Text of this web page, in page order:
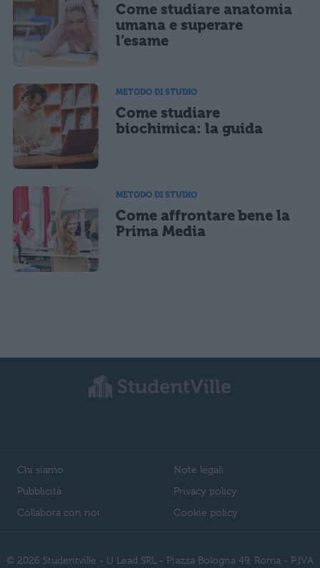
Come studiare anatomia
umana e superare
l’esame
METODO DI STUDIO
Come studiare
biochimica: la guida
METODO DI STUDIO
Come affrontare bene la
Prima Media
Chi siamo
Pubblicità
Collabora con noi
Note legali
Privacy policy
Cookie policy
© 2026 Studentville - U Lead SRL - Piazza Bologna 49, Roma - P.IVA